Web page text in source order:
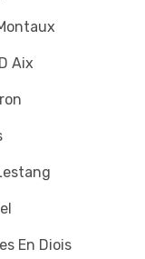
Aix
En Diois